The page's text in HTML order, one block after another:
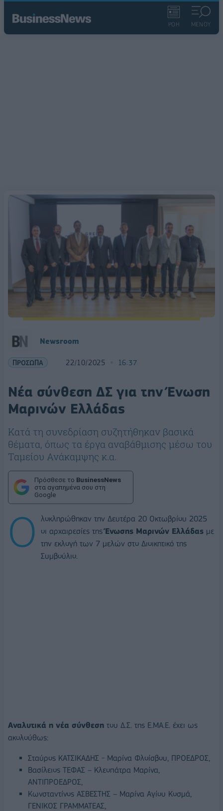
ΡΟΗ ΜΕΝΟΥ
Newsroom
ΠΡΟΣΩΠΑ 22/10/2025 16:37
Νέα σύνθεση ΔΣ για την Ένωση
Μαρινών Ελλάδας
Κατά τη συνεδρίαση συζητήθηκαν βασικά
θέματα, όπως τα έργα αναβάθμισης μέσω του
Ταμείου Ανάκαμψης κ.α.
Πρόσθεσε το BusinessNews
στα αγαπημένα σου στη
Google
Ο
λοκληρώθηκαν την Δευτέρα 20 Οκτωβρίου 2025
οι αρχαιρεσίες τηςΈνωσης Μαρινών Ελλάδας με
την εκλογή των 7 μελών στο Διοικητικό της
Συμβούλιο.
Αναλυτικά η νέα σύνθεση του Δ.Σ. της Ε.ΜΑ.Ε. έχει ως
ακολούθως:
Σταύρος ΚΑΤΣΙΚΑΔΗΣ - Μαρίνα Φλοίσβου, ΠΡΟΕΔΡΟΣ,
Βασίλειος ΤΕΦΑΣ – Κλεοπάτρα Μαρίνα,
ΑΝΤΙΠΡΟΕΔΡΟΣ,
Κωνσταντίνος ΑΣΒΕΣΤΗΣ – Μαρίνα Αγίου Κοσμά,
ΓΕΝΙΚΟΣ ΓΡΑΜΜΑΤΕΑΣ,